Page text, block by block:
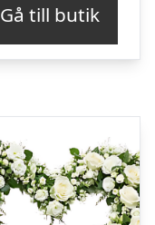
Gå till butik